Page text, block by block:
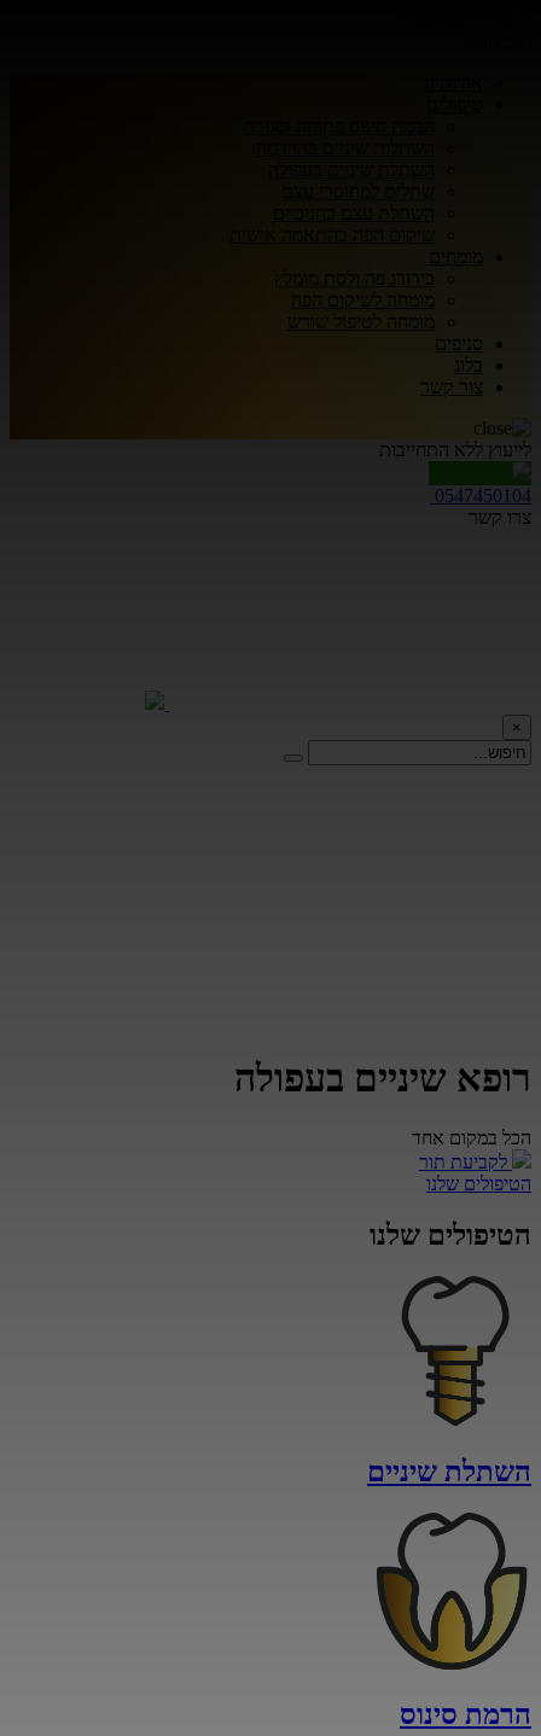
מומחה לטיפול שורש
סניפים
בלוג
צור קשר
לייעוץ ללא התחייבות
0547450104
צרו קשר
×
רופא שיניים בעפולה
הכל במקום אחד
לקביעת תור
הטיפולים שלנו
הטיפולים שלנו
השתלת שיניים
הרמת סינוס